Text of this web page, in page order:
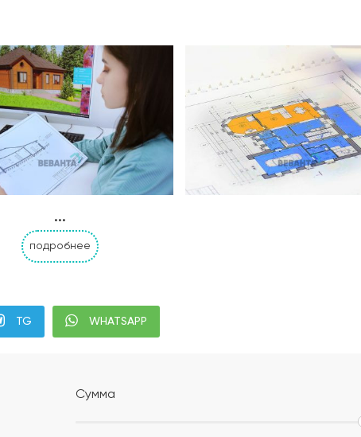
уплотнением;
...
подробнее
TG WHATSAPP
Сумма